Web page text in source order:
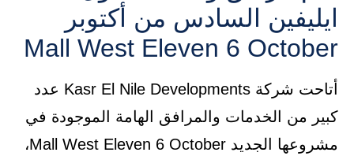
ايليفين السادس من أكتوبر
Mall West Eleven 6 October
أتاحت شركة Kasr El Nile Developments عدد
كبير من الخدمات والمرافق الهامة الموجودة في
مشروعها الجديد Mall West Eleven 6 October،